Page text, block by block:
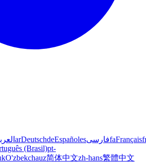
arDeutschdeEspañolesفارسیfaFrançais
(Brasil)pt-
O'zbekchauz简体中文zh-hans繁體中文